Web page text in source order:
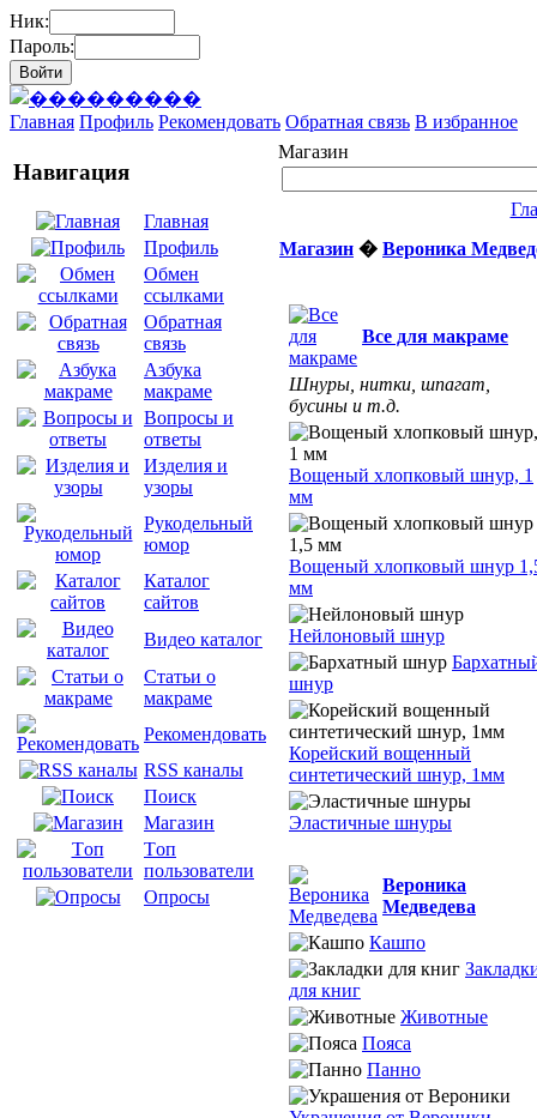
Ник:
Пароль:
Главная Профиль Рекомендовать Обратная связь В избранное
Навигация
Главная
Профиль
Обмен
ссылками
Обратная
связь
Азбука
макраме
Вопросы и
ответы
Изделия и
узоры
Рукодельный
юмор
Каталог
сайтов
Видео каталог
Статьи о
макраме
Рекомендовать
RSS каналы
Поиск
Магазин
Tоп
пользователи
Опросы
Магазин
Магазин � Вероника
Все для макраме
Шнуры, нитки, шпагат,
бусины и т.д.
Вощеный хлопковый шнур, 1
мм
Вощеный хлопковый шнур
мм
Нейлоновый шнур
шнур
Корейский вощенный
синтетический шнур, 1мм
Эластичные шнуры
Вероника
Медведева
Кашпо
для книг
Животные
Пояса
Панно